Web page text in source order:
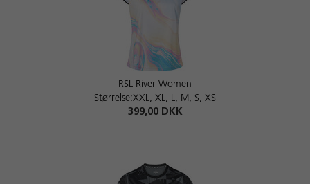
RSL River Women
Størrelse:XXL, XL, L, M, S, XS
399,00 DKK